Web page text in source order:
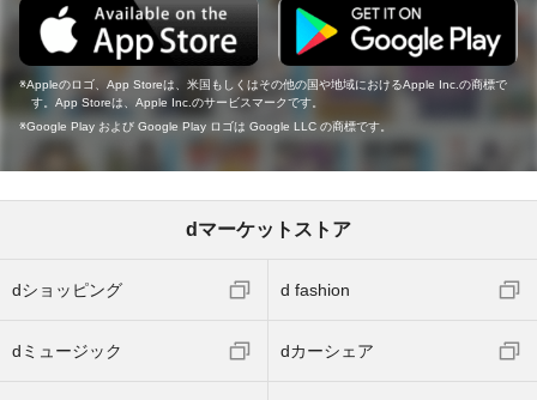
Appleのロゴ、App Storeは、米国もしくはその他の国や地域におけるApple Inc.の商標で
す。App Storeは、Apple Inc.のサービスマークです。
Google Play および Google Play ロゴは Google LLC の商標です。
dマーケットストア
dショッピング d fashion
dミュージック dカーシェア